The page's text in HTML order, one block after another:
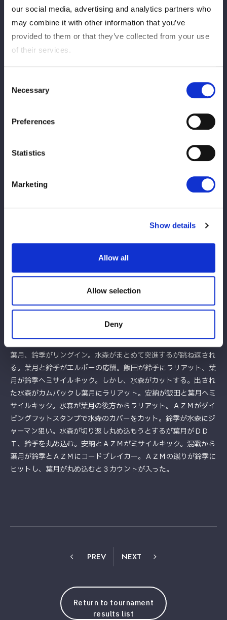
our social media, advertising and analytics partners who
may combine it with other information that you’ve
provided to them or that they’ve collected from your use
of their services.
Selection
Necessary
Preferences
Statistics
Marketing
Show details
Allow all
Allow selection
Deny
ＳＴＡＲＳの葉月＆飯田沙耶組、コズミックエンジェルズの安納
サオリ＆水森由菜、ネオジェネシスのＡＺＭ＆鈴季すずがいっせ
る試合となる。
蹴飛ばしロープワークへ。葉月が二人をかいくぐり、ＡＺＭとと
もに水森を丸め込む体勢。水森が反転して2人を丸め込むも２カ
納が飯田にビッグブーツ。安納のインディアンデスロックが飯田
に決まると、鈴季が安納を蹴飛ばし飯田にもダメージが。飯田が
突進するが安納と鈴季が共闘、と見せかけ鈴季が裏切り、安納と
月が妨害し、安納に顔面ウォッシュ。しかし、水森がカットす
る。水森と飯田がショルダーをぶつけ合い、飯田が打ち勝つ。飯
田は安納を引き起こしテブレーンバスター狙い。ＡＺＭがカット
飯田がバックを取り合うと、ＡＺＭがまとめてボディーアタッ
ク。ひとりかわした安納だが飯田のラリアットを食らう。水森、
葉月、鈴季がリングイン。水森がまとめて突進するが跳ね返され
る。葉月と鈴季がエルボーの応酬。飯田が鈴季にラリアット、葉
月が鈴季へミサイルキック。しかし、水森がカットする。出され
た水森がカムバックし葉月にラリアット。安納が飯田と葉月へミ
サイルキック。水森が葉月の後方からラリアット。ＡＺＭがダイ
ビングフットスタンプで水森のカバーをカット。鈴季が水森にジ
ャーマン狙い。水森が切り返し丸め込もうとするが葉月がＤＤ
Ｔ、鈴季を丸め込む。安納とＡＺＭがミサイルキック。混戦から
葉月が鈴季とＡＺＭにコードブレイカー。ＡＺＭの蹴りが鈴季に
ヒットし、葉月が丸め込むと３カウントが入った。
PREV NEXT
Return to tournament
results list